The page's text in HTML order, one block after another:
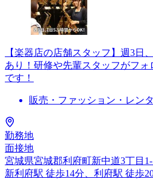
【楽器店の店舗スタッフ】週3日
あり！研修や先輩スタッフがフ
です！
販売・ファッション・レン
勤務地
面接地
宮城県宮城郡利府町新中道3丁目1-
新利府駅 徒歩14分、利府駅 徒歩